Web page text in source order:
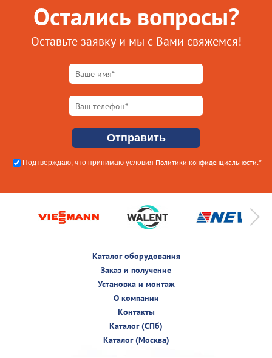
Остались вопросы?
Оставьте заявку и мы с Вами свяжемся!
Подтверждаю, что принимаю условия Политики конфиденциальности .*
Каталог оборудования
Заказ и получение
Установка и монтаж
О компании
Контакты
Каталог (СПб)
Каталог (Москва)